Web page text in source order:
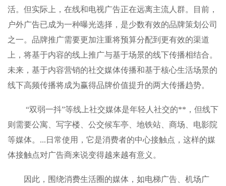
活。但实际上，在线和电视广告正在远离主流人群。目前，
户外广告已成为一种曝光选择，是少数有效的品牌策划公司
之一。品牌推广需要更加注重将预算分配到更有效的渠道
上，将基于内容的线上推广与基于场景的线下传播相结合。
未来，基于内容营销的社交媒体传播和基于核心生活场景的
线下高频传播将成为赢得品牌价值提升的两大传播趋势。
“双弱一抖”等线上社交媒体是年轻人社交的**，但线下
则需要公寓、写字楼、公交候车亭、地铁站、商场、电影院
等媒体。...日常使用，它是消费者的中心接触点，这样的媒
体接触点对广告商来说变得越来越有意义。
因此，围绕消费生活圈的媒体，如电梯广告 、机场广